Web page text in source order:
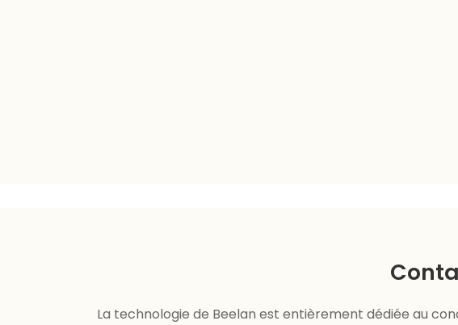
La technologie de Beelan est entièrement dédiée au